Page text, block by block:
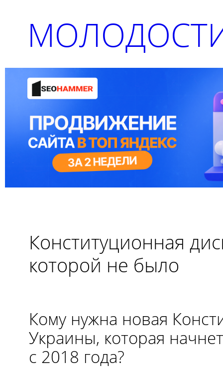
Конституционная
которой не было
Кому нужна новая
Украины, которая
с 2018 года?